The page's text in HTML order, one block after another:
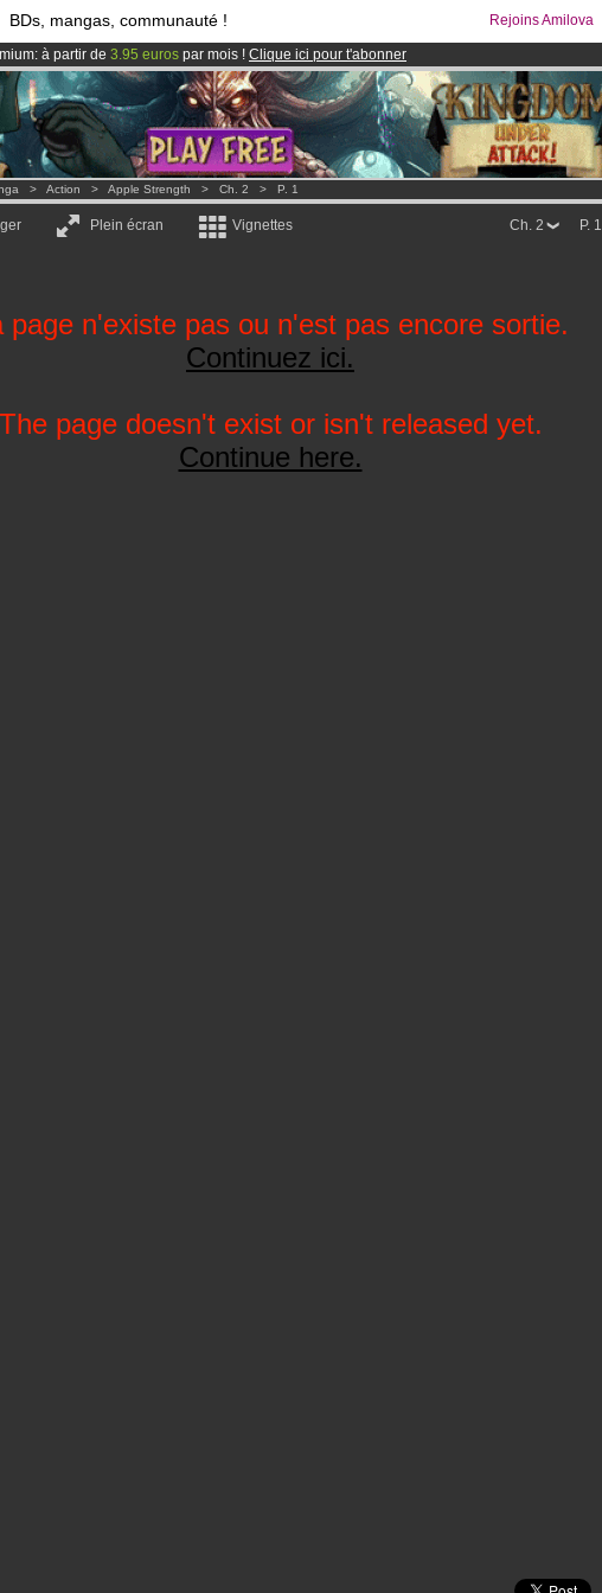
BDs, mangas, communauté ! Rejoins Amilova
à partir de 3.95 euros par mois ! Clique ici pour t'abonner
est désormais lancé!.
et 1208BDs & Mangas!
> Action > Apple Strength > Ch. 2 > P. 1
Plein écran Vignettes P. 1
Ch. 2
page n'existe pas ou n'est pas encore sortie.
Continuez ici.
The page doesn't exist or isn't released yet.
Continue here.